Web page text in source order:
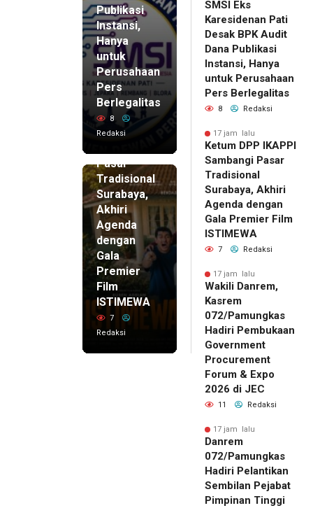
Publikasi
Instansi,
Hanya
untuk
Perusahaan
Pers
Berlegalitas
8
Redaksi
17 jam lalu
Ketum
DPP
IKAPPI
Pasar
Tradisional
Surabaya,
Akhiri
Agenda
dengan
Gala
Premier
Film
ISTIMEWA
7
Redaksi
SMSI Eks
Karesidenan Pati
Desak BPK Audit
Dana Publikasi
Instansi, Hanya
untuk Perusahaan
Pers Berlegalitas
8 Redaksi
17 jam lalu
Ketum DPP IKAPPI
Sambangi Pasar
Tradisional
Surabaya, Akhiri
Agenda dengan
Gala Premier Film
ISTIMEWA
7 Redaksi
17 jam lalu
Wakili Danrem,
Kasrem
072/Pamungkas
Hadiri Pembukaan
Government
Procurement
Forum & Expo
2026 di JEC
11 Redaksi
17 jam lalu
Danrem
072/Pamungkas
Hadiri Pelantikan
Sembilan Pejabat
Pimpinan Tinggi